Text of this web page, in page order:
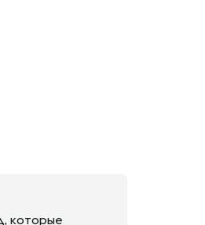
которые